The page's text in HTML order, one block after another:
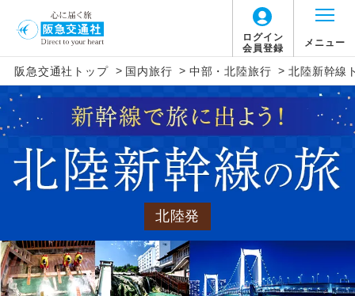
ログイン
会員登録
メニュー
阪急交通社トップ > 国内旅行 > 中部・北陸旅行 > 北陸新幹線
北陸発